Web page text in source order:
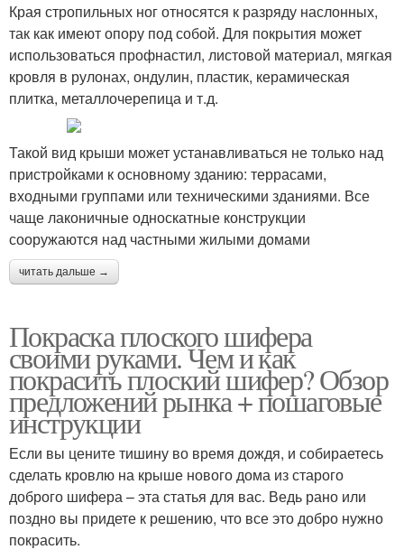
Края стропильных ног относятся к разряду наслонных,
так как имеют опору под собой. Для покрытия может
использоваться профнастил, листовой материал, мягкая
кровля в рулонах, ондулин, пластик, керамическая
плитка, металлочерепица и т.д.
Такой вид крыши может устанавливаться не только над
пристройками к основному зданию: террасами,
входными группами или техническими зданиями. Все
чаще лаконичные односкатные конструкции
сооружаются над частными жилыми домами
читать дальше →
Покраска плоского шифера
своими руками. Чем и как
покрасить плоский шифер? Обзор
предложений рынка + пошаговые
инструкции
Если вы цените тишину во время дождя, и собираетесь
сделать кровлю на крыше нового дома из старого
доброго шифера – эта статья для вас. Ведь рано или
поздно вы придете к решению, что все это добро нужно
покрасить.